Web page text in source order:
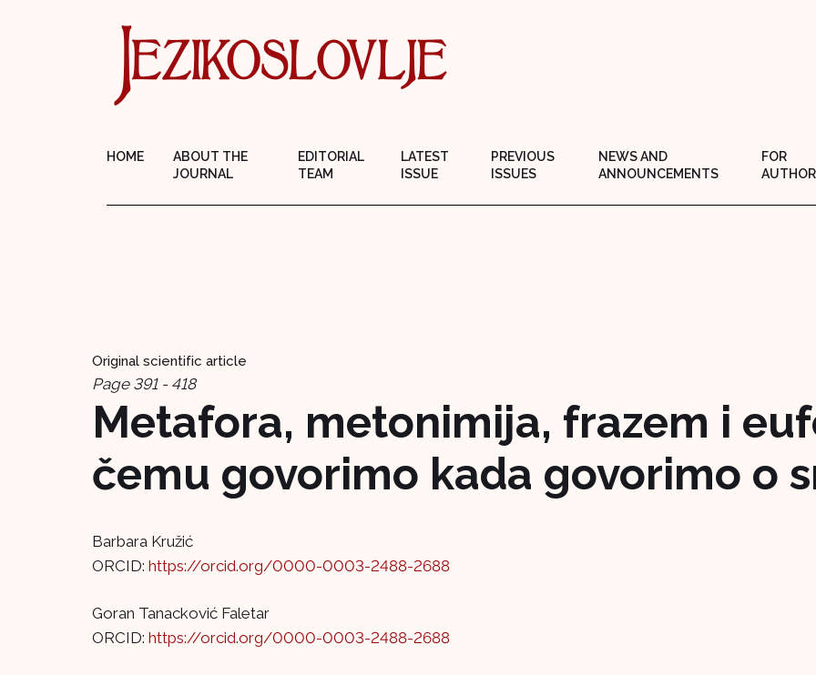
HOME
ABOUT THE
JOURNAL
EDITORIAL
TEAM
LATEST
ISSUE
PREVIOUS
ISSUES
NEWS AND
ANNOUNCEMENTS
FOR
Original scientific article
Page 391 - 418
Metafora, metonimija, frazem i
čemu govorimo kada govorimo o
Barbara Kružić
ORCID: https://orcid.org/0000-0003-2488-2688
Goran Tanacković Faletar
ORCID: https://orcid.org/0000-0003-2488-2688